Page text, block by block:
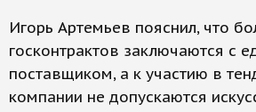
Игорь Артемьев пояснил, что
госконтрактов заключаются с
поставщиком, а к участию в
компании не допускаются